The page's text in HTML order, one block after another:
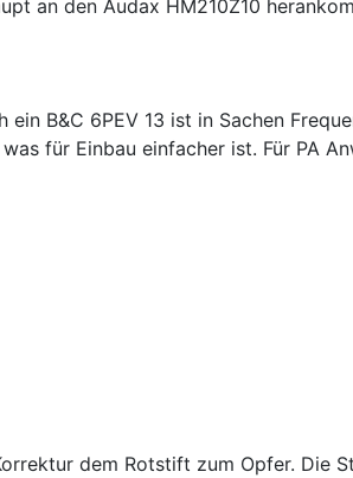
an den Audax HM210Z10
B&C 6PEV 13 ist in Sachen
für Einbau einfacher ist. Für PA
dem Rotstift zum Opfer. Die